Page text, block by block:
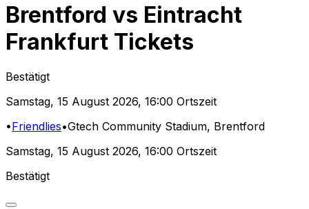
Brentford vs Eintracht
Frankfurt Tickets
Bestätigt
Samstag, 15 August 2026, 16:00 Ortszeit
•Friendlies•Gtech Community Stadium, Brentford
Samstag, 15 August 2026, 16:00 Ortszeit
Bestätigt